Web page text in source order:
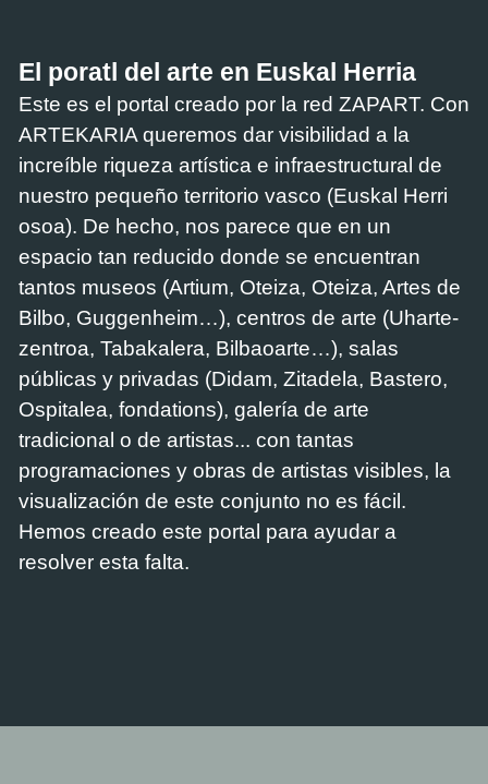
El poratl del arte en Euskal Herria
Este es el portal creado por la red ZAPART. Con
ARTEKARIA queremos dar visibilidad a la
increíble riqueza artística e infraestructural de
nuestro pequeño territorio vasco (Euskal Herri
osoa). De hecho, nos parece que en un
espacio tan reducido donde se encuentran
tantos museos (Artium, Oteiza, Oteiza, Artes de
Bilbo, Guggenheim…), centros de arte (Uharte-
zentroa, Tabakalera, Bilbaoarte…), salas
públicas y privadas (Didam, Zitadela, Bastero,
Ospitalea, fondations), galería de arte
tradicional o de artistas... con tantas
programaciones y obras de artistas visibles, la
visualización de este conjunto no es fácil.
Hemos creado este portal para ayudar a
resolver esta falta.